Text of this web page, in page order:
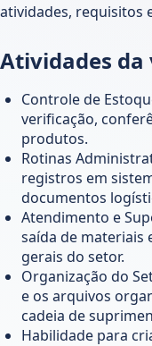
atividades, requisitos
Atividades da
Controle de
verificação,
produtos.
Rotinas
registros em
documentos
Atendimento e
saída de materiais
gerais do setor.
Organização do
e os arquivos
cadeia de
Habilidade para